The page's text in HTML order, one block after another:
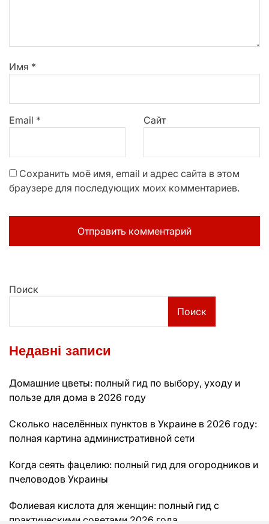
Имя *
Email * Сайт
Сохранить моё имя, email и адрес сайта в этом
браузере для последующих моих комментариев.
Поиск
Поиск
Недавні записи
Домашние цветы: полный гид по выбору, уходу и
пользе для дома в 2026 году
Сколько населённых пунктов в Украине в 2026 году:
полная картина административной сети
Когда сеять фацелию: полный гид для огородников и
пчеловодов Украины
Фолиевая кислота для женщин: полный гид с
практическими советами 2026 года